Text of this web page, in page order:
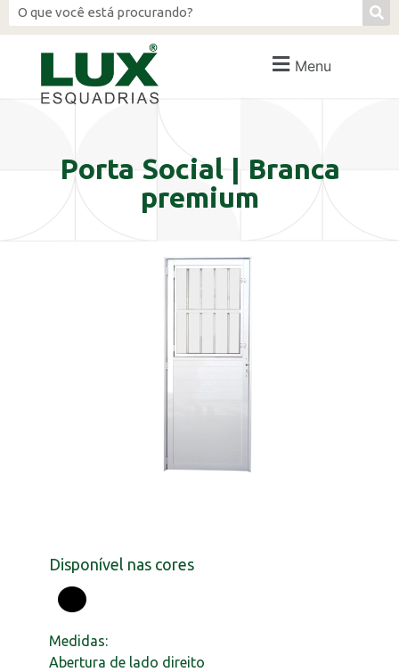
Menu
Porta Social | Branca
premium
Disponível nas cores
Medidas:
Abertura de lado direito